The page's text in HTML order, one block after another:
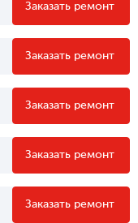
Заказать ремонт
Заказать ремонт
Заказать ремонт
Заказать ремонт
Заказать ремонт